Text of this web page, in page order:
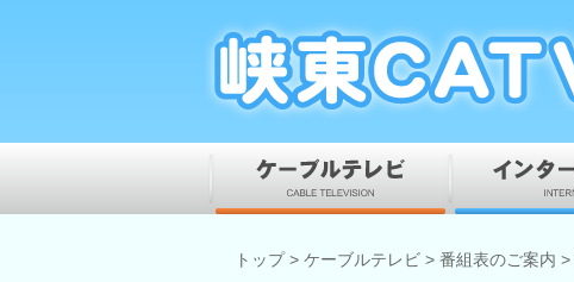
トップ> ケーブルテレビ > 番組表のご案内 >